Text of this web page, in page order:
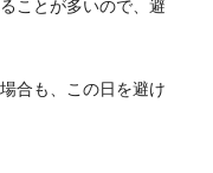
ことが多いので、避
合も、この日を避け